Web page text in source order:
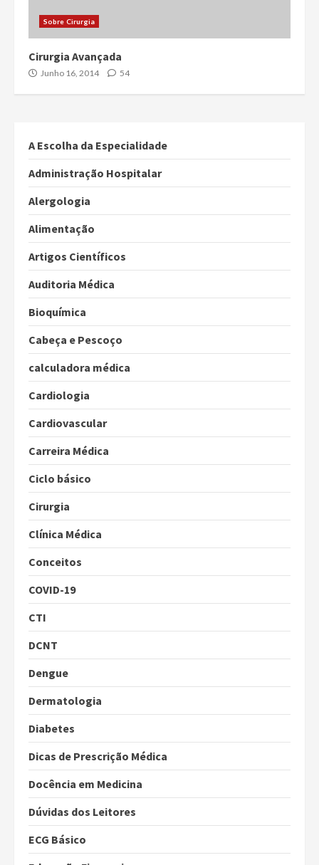
Sobre Cirurgia
Cirurgia Avançada
Junho 16, 2014 54
A Escolha da Especialidade
Administração Hospitalar
Alergologia
Alimentação
Artigos Científicos
Auditoria Médica
Bioquímica
Cabeça e Pescoço
calculadora médica
Cardiologia
Cardiovascular
Carreira Médica
Ciclo básico
Cirurgia
Clínica Médica
Conceitos
COVID-19
CTI
DCNT
Dengue
Dermatologia
Diabetes
Dicas de Prescrição Médica
Docência em Medicina
Dúvidas dos Leitores
ECG Básico